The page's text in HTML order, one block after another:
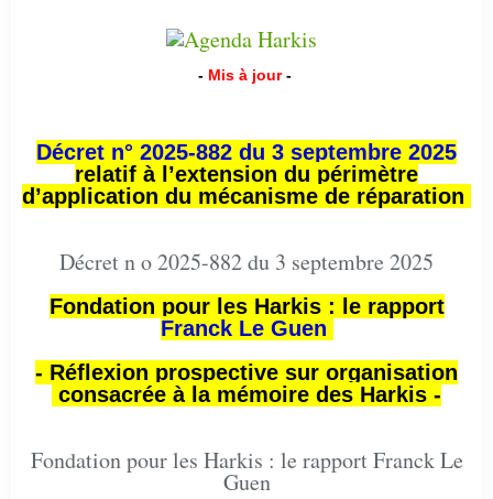
- Mis à jour -
Décret n° 2025-882 du 3 septembre 2025
relatif à l’extension du périmètre
d’application du mécanisme de réparation
Décret n o 2025-882 du 3 septembre 2025
Fondation pour les Harkis : le rapport
Franck Le Guen
- Réflexion prospective sur organisation
consacrée à la mémoire des Harkis -
Fondation pour les Harkis : le rapport Franck Le
Guen